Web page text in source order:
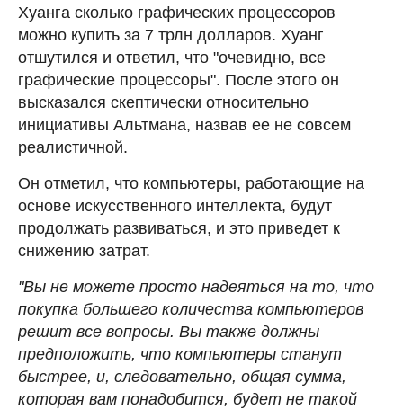
Хуанга сколько графических процессоров
можно купить за 7 трлн долларов. Хуанг
отшутился и ответил, что "очевидно, все
графические процессоры". После этого он
высказался скептически относительно
инициативы Альтмана, назвав ее не совсем
реалистичной.
Он отметил, что компьютеры, работающие на
основе искусственного интеллекта, будут
продолжать развиваться, и это приведет к
снижению затрат.
"Вы не можете просто надеяться на то, что
покупка большего количества компьютеров
решит все вопросы. Вы также должны
предположить, что компьютеры станут
быстрее, и, следовательно, общая сумма,
которая вам понадобится, будет не такой